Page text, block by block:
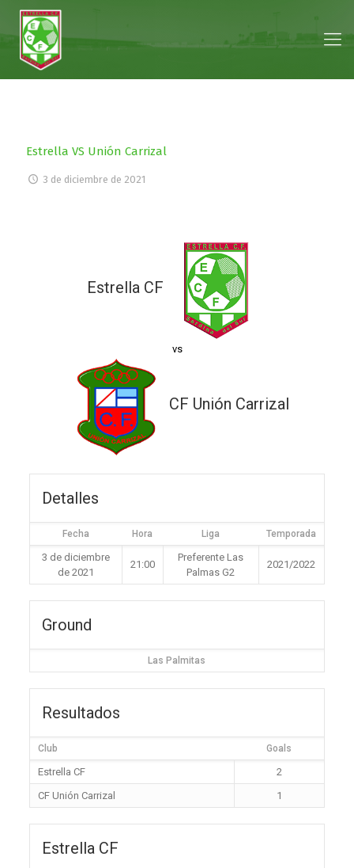
Estrella VS Unión Carrizal
3 de diciembre de 2021
Estrella CF
vs
CF Unión Carrizal
Detalles
Fecha Hora Liga Temporada
3 de diciembre
de 2021
21:00
Preferente Las
Palmas G2
2021/2022
Ground
Las Palmitas
Resultados
Club Goals
Estrella CF
2
CF Unión Carrizal
1
Estrella CF